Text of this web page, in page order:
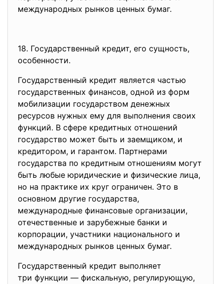
международных рынков ценных бумаг.
18. Государственный кредит, его сущность,
особенности.
Государственный кредит является частью
государственных финансов, одной из форм
мобилизации государством денежных
ресурсов нужных ему для выполнения своих
функций. В сфере кредитных отношений
государство может быть и заемщиком, и
кредитором, и гарантом. Партнерами
государства по кредитным отношениям могут
быть любые юридические и физические лица,
но на практике их круг ограничен. Это в
основном другие государства,
международные финансовые организации,
отечественные и зарубежные банки и
корпорации, участники национального и
международных рынков ценных бумаг.
Государственный кредит выполняет
три функции — фискальную, регулирующую,